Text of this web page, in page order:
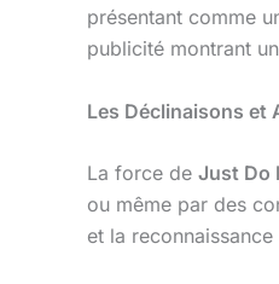
présentant comme
publicité montrant
Les Déclinaisons et
La force de Just Do
ou même par des
et la